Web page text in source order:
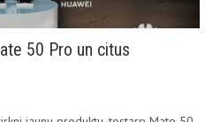
50 Pro un citus